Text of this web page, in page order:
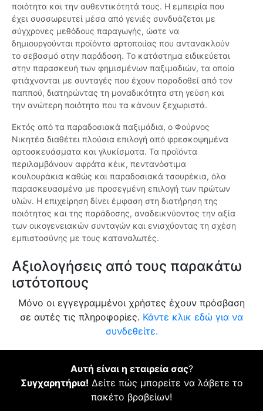
ποιότητα και την αυθεντικότητά τους. Η εμπειρία που
έχει συσσωρευτεί μέσα από γενιές συνδυάζεται με
σύγχρονες μεθόδους παραγωγής, ώστε να
δημιουργούνται προϊόντα αρτοποιίας που αντανακλούν
το σεβασμό στην παράδοση. Το κατάστημα ειδικεύεται
στην παρασκευή των φημισμένων παξιμαδιών, τα οποία
φτιάχνονται με συνταγές που έχουν παραδοθεί από τον
παππού, διατηρώντας τη μοναδικότητα στη γεύση και
την ανώτερη ποιότητα που τα κάνουν ξεχωριστά.
Εκτός από τα παραδοσιακά παξιμάδια, ο Φούρνος
Νικητέα διαθέτει πλούσια επιλογή από φρεσκοψημένα
αρτοσκευάσματα και γλυκίσματα. Τα προϊόντα
περιλαμβάνουν αφράτα κέικ, πεντανόστιμα
κουλουράκια καθώς και παραδοσιακά τσουρέκια, όλα
παρασκευασμένα με προσεγμένη επιλογή των πρώτων
υλών. Η επιχείρηση δίνει έμφαση στη διατήρηση της
ποιότητας και της παράδοσης, αναδεικνύοντας την αξία
των οικογενειακών συνταγών και ενισχύοντας τη σχέση
εμπιστοσύνης με τους καταναλωτές.
Αξιολογήσεις από τους παρακάτω
ιστότοπους
Μόνο οι εγγεγραμμένοι χρήστες έχουν πρόσβαση
σε αυτές τις πληροφορίες. Κάντε κλικ εδώ για να
συνδεθείτε.
Αυτή είναι η εταιρεία σας?
Συγχαρητήρια! Δείτε πώς μπορείτε να λάβετε το
πακέτο βραβείων!